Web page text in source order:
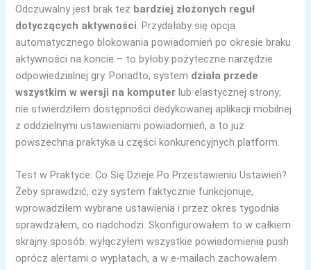
Odczuwalny jest brak też bardziej złożonych reguł
dotyczących aktywności. Przydałaby się opcja
automatycznego blokowania powiadomień po okresie braku
aktywności na koncie – to byłoby pożyteczne narzędzie
odpowiedzialnej gry. Ponadto, system działa przede
wszystkim w wersji na komputer lub elastycznej strony;
nie stwierdziłem dostępności dedykowanej aplikacji mobilnej
z oddzielnymi ustawieniami powiadomień, a to już
powszechna praktyka u części konkurencyjnych platform.
Test w Praktyce: Co Się Dzieje Po Przestawieniu Ustawień?
Żeby sprawdzić, czy system faktycznie funkcjonuje,
wprowadziłem wybrane ustawienia i przez okres tygodnia
sprawdzałem, co nadchodzi. Skonfigurowałem to w całkiem
skrajny sposób: wyłączyłem wszystkie powiadomienia push
oprócz alertami o wypłatach, a w e-mailach zachowałem